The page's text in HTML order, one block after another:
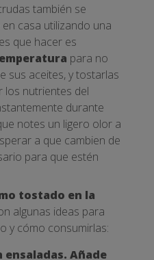
también se
casa utilizando una
que hacer es
para no
sus aceites, y tostarlas
los nutrientes del
durante
notes un ligero olor a
a que cambien de
para que estén
tostado en la
algunas ideas para
y cómo consumirlas:
ensaladas. Añade